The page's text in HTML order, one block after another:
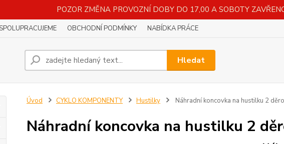
POZOR ZMĚNA PROVOZNÍ DOBY DO 17,00 A SOBOTY
OBCHODNÍ PODMÍNKY NABÍDKA PRÁCE
Hledat
Úvod CYKLO KOMPONENTY Hustilky Náhradní koncovka na hustilku 2
Náhradní koncovka na hustilku 2